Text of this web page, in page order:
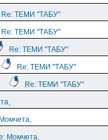
Re: ТЕМИ "ТАБУ"
Re: ТЕМИ "ТАБУ"
Re: ТЕМИ "ТАБУ"
Re: ТЕМИ "ТАБУ"
Re: ТЕМИ "ТАБУ"
Момчета,